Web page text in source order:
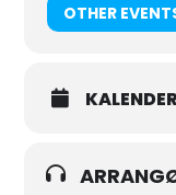
OTHER